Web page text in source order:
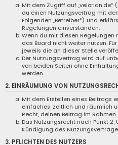
Mit dem Zugriff auf „velorian.de“
du einen Nutzungsvertrag mit
Folgenden „Betreiber“) und
Regelungen einverstanden.
Wenn du mit diesen
das Board nicht weiter nutzen.
jeweils die an dieser Stelle
Der Nutzungsvertrag wird auf
von beiden Seiten ohne
werden.
2. EINRÄUMUNG VON
Mit dem Erstellen eines Beitrags
einfaches, zeitlich und räumlich
Recht, deinen Beitrag im
Das Nutzungsrecht nach Punkt
Kündigung des
3. PFLICHTEN DES NUTZERS